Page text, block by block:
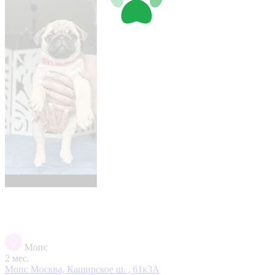
Мопс
2 мес.
Мопс Москва, Каширское ш. , 61к3А